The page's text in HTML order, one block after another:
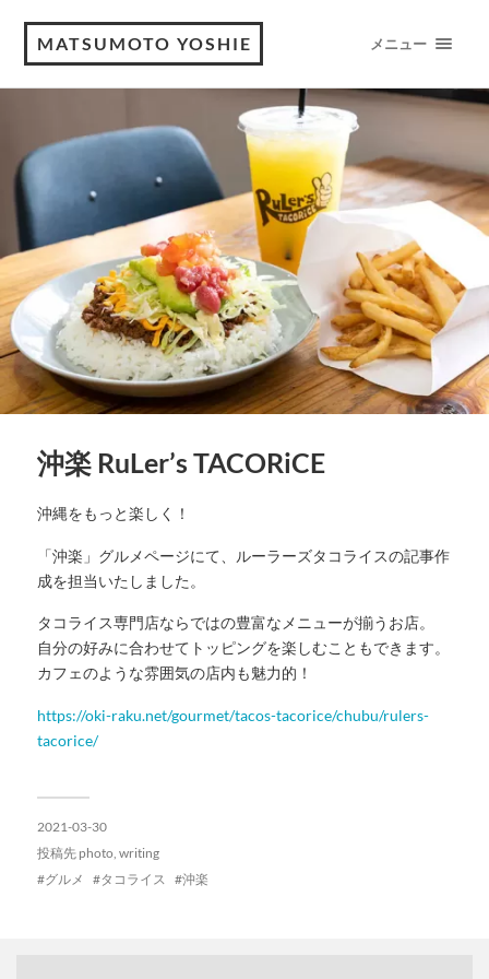
MATSUMOTO YOSHIE メニュー
沖楽 RuLer’s TACORiCE
沖縄をもっと楽しく！
「沖楽」グルメページにて、ルーラーズタコライスの記事作
成を担当いたしました。
タコライス専門店ならではの豊富なメニューが揃うお店。
自分の好みに合わせてトッピングを楽しむこともできます。
カフェのような雰囲気の店内も魅力的！
https://oki-raku.net/gourmet/tacos-tacorice/chubu/rulers-
tacorice/
2021-03-30
投稿先 photo writing
グルメ
タコライス 沖楽